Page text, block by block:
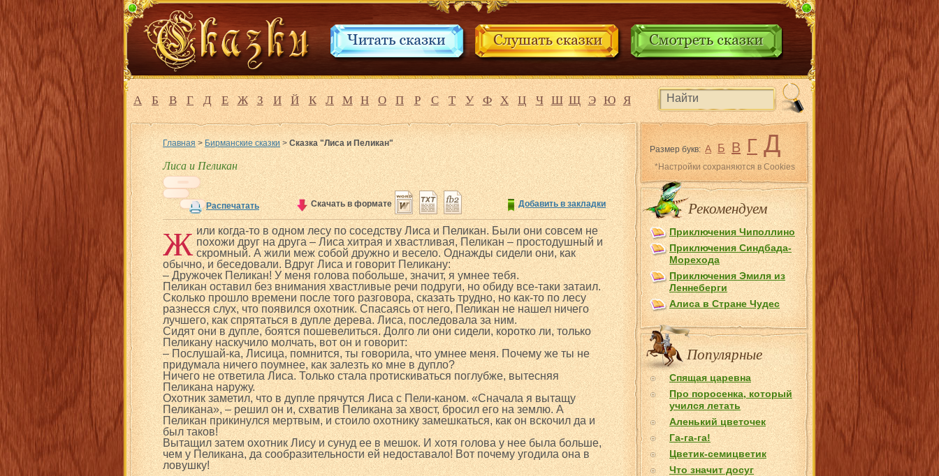
А Б В Г Д Е Ж З И Й К Л М Н О П Р С Т У Ф Х Ц Ч Ш Щ Э Ю Я
Размер букв: А Б В Г Д
*Настройки сохраняются в Cookies
Рекомендуем
Приключения Чиполлино
Приключения Синдбада-
Морехода
Приключения Эмиля из
Лeннеберги
Алиса в Стране Чудес
Популярные
Спящая царевна
Про поросенка, который
учился летать
Аленький цветочек
Га-га-га!
Цветик-семицветик
Что значит досуг
Главная >Бирманские сказки>Сказка "Лиса и Пеликан"
Лиса и Пеликан
Распечатать Добавить в закладки
Скачать в формате
Ж или когда-то в одном лесу по соседству Лиса и Пеликан. Были они совсем не
похожи друг на друга – Лиса хитрая и хвастливая, Пеликан – простодушный и
скромный. А жили меж собой дружно и весело. Однажды сидели они, как
обычно, и беседовали. Вдруг Лиса и говорит Пеликану:
– Дружочек Пеликан! У меня голова побольше, значит, я умнее тебя.
Пеликан оставил без внимания хвастливые речи подруги, но обиду все-таки затаил.
Сколько прошло времени после того разговора, сказать трудно, но как-то по лесу
разнесся слух, что появился охотник. Спасаясь от него, Пеликан не нашел ничего
лучшего, как спрятаться в дупле дерева. Лиса, последовала за ним.
Сидят они в дупле, боятся пошевелиться. Долго ли они сидели, коротко ли, только
Пеликану наскучило молчать, вот он и говорит:
– Послушай-ка, Лисица, помнится, ты говорила, что умнее меня. Почему же ты не
придумала ничего поумнее, как залезть ко мне в дупло?
Ничего не ответила Лиса. Только стала протискиваться поглубже, вытесняя
Пеликана наружу.
Охотник заметил, что в дупле прячутся Лиса с Пели-каном. «Сначала я вытащу
Пеликана», – решил он и, схватив Пеликана за хвост, бросил его на землю. А
Пеликан прикинулся мертвым, и стоило охотнику замешкаться, как он вскочил да и
был таков!
Вытащил затем охотник Лису и сунуд ее в мешок. И хотя голова у нее была больше,
чем у Пеликана, да сообразительности ей недоставало! Вот почему угодила она в
ловушку!